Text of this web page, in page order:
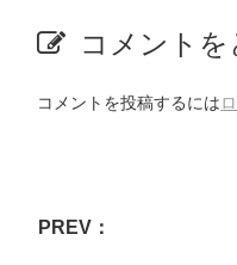
コメント
コメントを投稿するには
PREV：